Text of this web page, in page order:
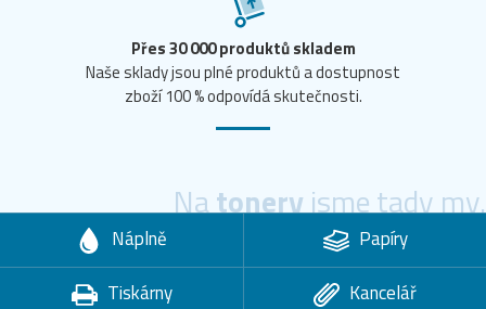
Přes 30 000 produktů skladem
Naše sklady jsou plné produktů a dostupnost
zboží 100 % odpovídá skutečnosti.
Natoneryjsme tady my.
Náplně
Papíry
Tiskárny
Kancelář